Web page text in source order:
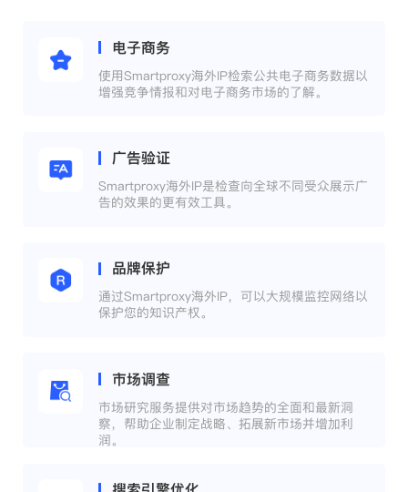
电子商务
使用Smartproxy海外IP检索公共电子商务数据以
增强竞争情报和对电子商务市场的了解。
广告验证
Smartproxy海外IP是检查向全球不同受众展示广
告的效果的更有效工具。
品牌保护
通过Smartproxy海外IP，可以大规模监控网络以
保护您的知识产权。
市场调查
市场研究服务提供对市场趋势的全面和最新洞
察，帮助企业制定战略、拓展新市场并增加利
润。